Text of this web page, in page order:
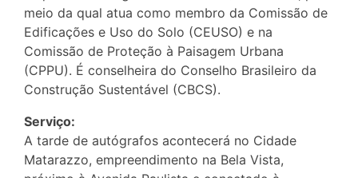
meio da qual atua como membro da Comissão de
Edificações e Uso do Solo (CEUSO) e na
Comissão de Proteção à Paisagem Urbana
(CPPU). É conselheira do Conselho Brasileiro da
Construção Sustentável (CBCS).
Serviço:
A tarde de autógrafos acontecerá no Cidade
Matarazzo, empreendimento na Bela Vista,